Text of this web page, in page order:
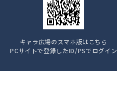
キャラ広場のスマホ版はこちら
PCサイトで登録したID/PSでログイン